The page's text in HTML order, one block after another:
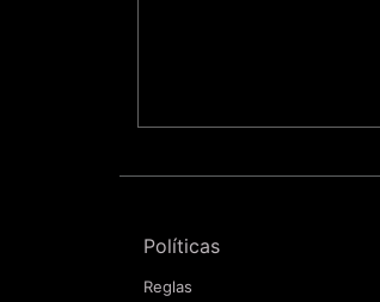
Políticas
Reglas